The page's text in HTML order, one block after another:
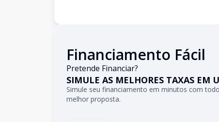
Financiamento Fácil
Pretende Financiar?
SIMULE AS MELHORES TAXAS EM
Simule seu financiamento em minutos com
melhor proposta.